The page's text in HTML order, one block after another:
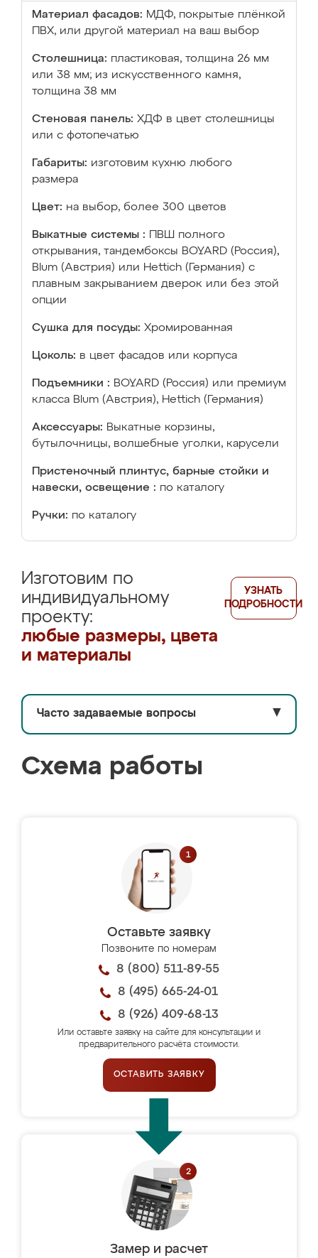
Материал фасадов: МДФ, покрытые плёнкой
ПВХ, или другой материал на ваш выбор
Столешница: пластиковая, толщина 26 мм
или 38 мм; из искусственного камня,
толщина 38 мм
Стеновая панель: ХДФ в цвет столешницы
или с фотопечатью
Габариты: изготовим кухню любого
размера
Цвет: на выбор, более 300 цветов
Выкатные системы :
ПВШ полного
открывания, тандембоксы BOYARD (Россия),
Blum (Австрия) или Hettich (Германия) с
плавным закрыванием дверок или без этой
опции
Сушка для посуды: Хромированная
Цоколь: в цвет фасадов или корпуса
Подъемники : BOYARD (Россия) или премиум
класса Blum (Австрия), Hettich (Германия)
Аксессуары: Выкатные корзины,
бутылочницы, волшебные уголки, карусели
Пристеночный плинтус, барные стойки и
навески, освещение : по каталогу
Ручки: по каталогу
Изготовим по
индивидуальному
проекту:
любые размеры, цвета
и материалы
УЗНАТЬ
ПОДРОБНОСТИ
Часто задаваемые вопросы ▼
Схема работы
Оставьте заявку
Позвоните по номерам
8 (800) 511-89-55
8 (495) 665-24-01
8 (926) 409-68-13
Или оставьте заявку на сайте для консультации и
предварительного расчёта стоимости.
ОСТАВИТЬ ЗАЯВКУ
Замер и расчет